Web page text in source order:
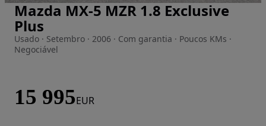
Imagem 1 de 10
Mazda MX-5 MZR 1.8 Exclusive
Plus
Usado · Setembro · 2006 · Com garantia · Poucos KMs ·
Negociável
15 995EUR